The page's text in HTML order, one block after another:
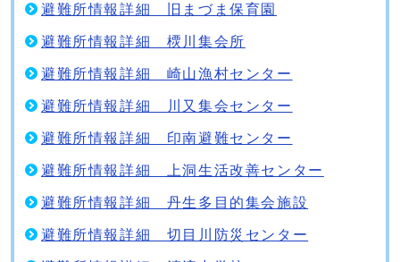
避難所情報詳細 旧まづま保育園
避難所情報詳細 樮川集会所
避難所情報詳細 崎山漁村センター
避難所情報詳細 川又集会センター
避難所情報詳細 印南避難センター
避難所情報詳細 上洞生活改善センター
避難所情報詳細 丹生多目的集会施設
避難所情報詳細 切目川防災センター